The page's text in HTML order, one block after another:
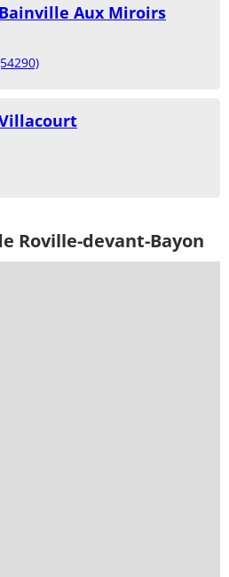
Aux Miroirs
Roville-devant-Bayon